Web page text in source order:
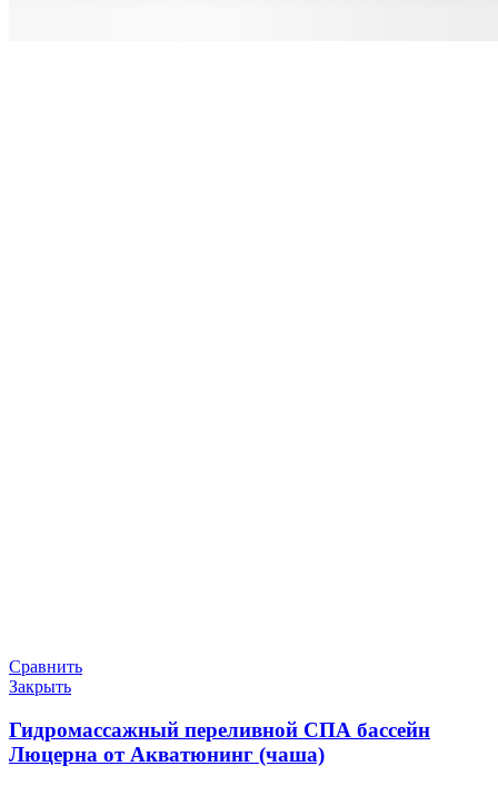
Сравнить
Закрыть
Гидромассажный переливной СПА бассейн
Люцерна от Акватюнинг (чаша)